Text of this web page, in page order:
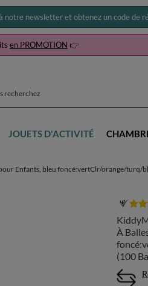
newsletter et obtenez un code de
en PROMOTION 👉
JOUETS D'ACTIVITÉ
Enfants, bleu foncé:vertClr/orange/turq/
À
(100